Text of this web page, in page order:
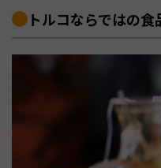
トルコならではの